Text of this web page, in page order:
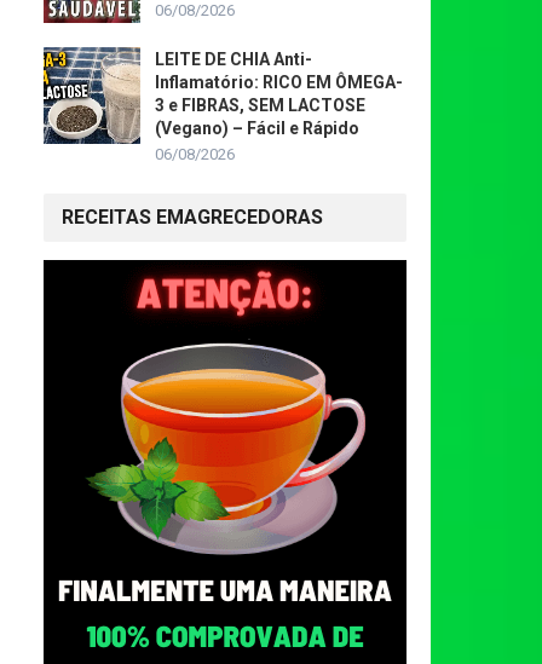
06/08/2026
LEITE DE CHIA Anti-
Inflamatório: RICO EM ÔMEGA-
3 e FIBRAS, SEM LACTOSE
(Vegano) – Fácil e Rápido
06/08/2026
RECEITAS EMAGRECEDORAS